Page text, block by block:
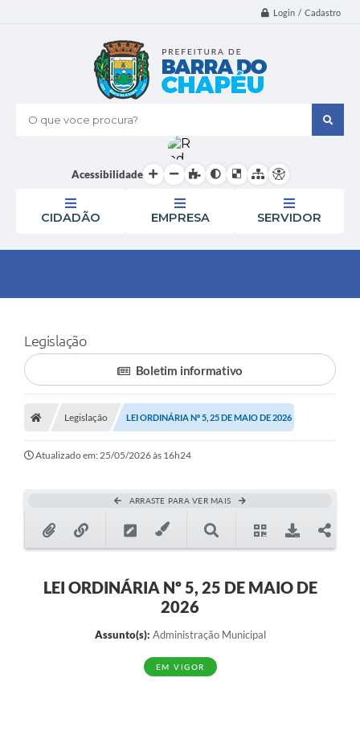
Login / Cadastro
O que voce procura?
Acessibilidade
CIDADÃO EMPRESA SERVIDOR
Legislação
Boletim informativo
Legislação LEI ORDINÁRIA Nº 5, 25 DE MAIO DE 2026
Atualizado em: 25/05/2026 às 16h24
ARRASTE PARA VER MAIS
LEI ORDINÁRIA Nº 5, 25 DE MAIO DE
2026
Assunto(s): Administração Municipal
EM VIGOR